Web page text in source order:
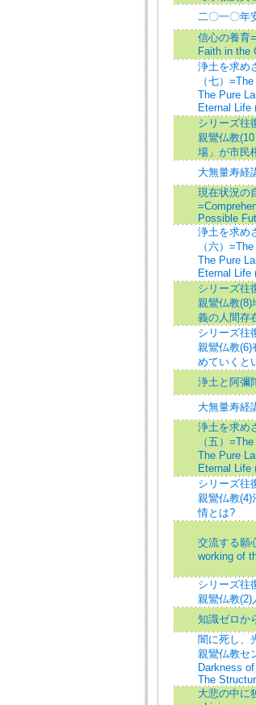
二〇一〇年
信心の養育
Faith in the
浄土を求め
（七）
The Pure
Eternal Life
シリーズ往
親鸞仏教
場」が市民
大無量寿経
現在状況の
Possible
浄土を求め
（六）
The Pure
Eternal Life
シリーズ往
親鸞仏教(8)
義の人間存
シリーズ往
親鸞仏教(6)
めていくと
浄土と阿彌
大無量寿経
浄土を求め
（五）
The Pure
Eternal Life
シリーズ往
親鸞仏教(4)
情とは?
交流する願
working of
シリーズ往
親鸞仏教(2)
知識ゼロか
闇に死し、
親鸞仏教セ
Darkness
The
大悲の中に